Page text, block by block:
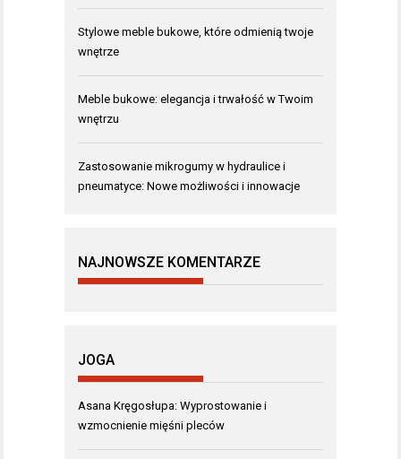
Stylowe meble bukowe, które odmienią twoje
wnętrze
Meble bukowe: elegancja i trwałość w Twoim
wnętrzu
Zastosowanie mikrogumy w hydraulice i
pneumatyce: Nowe możliwości i innowacje
NAJNOWSZE KOMENTARZE
JOGA
Asana Kręgosłupa: Wyprostowanie i
wzmocnienie mięśni pleców